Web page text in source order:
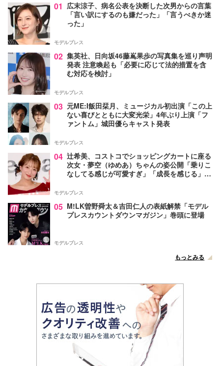
01 広末涼子、病名公表を決断した次男からの言葉
「言い訳にするのも嫌だった」「言うべきか迷
った」
モデルプレス
02 集英社、日向坂46藤嶌果歩の写真集を巡り声明
発表 注意喚起も「必要に応じて法的措置を含
む対応を検討」
モデルプレス
03 元ME:I飯田栞月、ミュージカル初出演「この上
ない喜びとともに大変光栄」4年ぶり上演「フ
ァントム」城田優らキャスト発表
モデルプレス
04 辻希美、コストコでショッピングカートに座る
次女・夢空（ゆめあ）ちゃんの姿公開「乗りこ
なしてる感じが可愛すぎ」「成長を感じる」の
モデルプレス
05 M!LK曽野舜太＆吉田仁人の表紙解禁「モデル
プレスカウントダウンマガジン」巻頭に登場
モデルプレス
もっとみる